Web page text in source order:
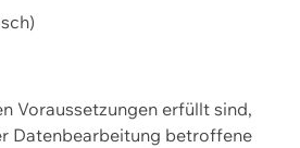
Voraussetzungen erfüllt sind,
Datenbearbeitung betroffene